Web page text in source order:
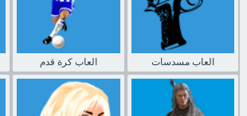
العاب كرة قدم العاب مسدسات